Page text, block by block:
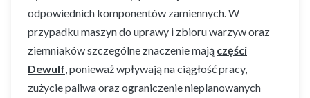
odpowiednich komponentów zamiennych. W
przypadku maszyn do uprawy i zbioru warzyw oraz
ziemniaków szczególne znaczenie mają części
Dewulf, ponieważ wpływają na ciągłość pracy,
zużycie paliwa oraz ograniczenie nieplanowanych